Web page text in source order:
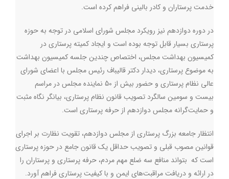
خدمت پرستاران و کادر بالینی فراهم کرده است.
در دوره دوازدهم نیز رویکرد مجلس شورای اسلامی در توجه به حوزه
پرستاری بسیار قابل توجه بوده است و ایجاد کمیته پرستاری در
کمیسیون بهداشت مجلس، اختصاص چندین جلسه کمیسیون بهداشت
به موضوع پرستاری، دیدار دکتر قالیباف رئیس مجلس با اعضای شورای
عالی نظام پرستاری و حضور بیش از 50 نماینده مجلس در مراسم
بیست و سومین سالگرد تصویب قانون نظام پرستاری، بیانگر نگاه مثبت
و حمایت‌گرانه مجلس دوازدهم از حرفه پرستاری است.
انتظار جامعه بزرگ پرستاری از مجلس دوازدهم، تقویت نظارت بر اجرای
قوانین مصوب قبلی و تصویب حداقل یک قانون جامع در حوزه پرستاری
است که بتواند منافع سه ضلع مهم مردم، حرفه پرستاری و پرستاران را
در ارائه و دریافت مراقبت‌های ایمن و با کیفیت پرستاری فراهم آورد.